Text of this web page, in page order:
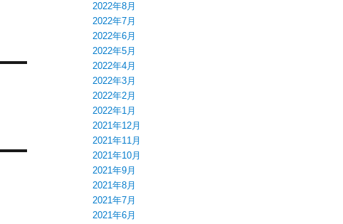
2022年8月
2022年7月
2022年6月
2022年5月
2022年4月
2022年3月
2022年2月
2022年1月
2021年12月
2021年11月
2021年10月
2021年9月
2021年8月
2021年7月
2021年6月